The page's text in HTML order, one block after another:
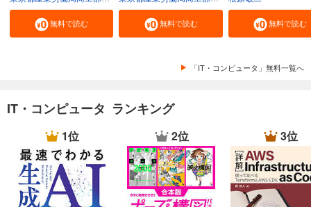
無料で読む 無料で読む 無料で読む
「IT・コンピュータ」無料一覧へ
IT・コンピュータ ランキング
1位 2位 3位